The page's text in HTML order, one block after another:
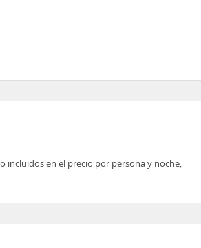
incluidos en el precio por persona y noche,